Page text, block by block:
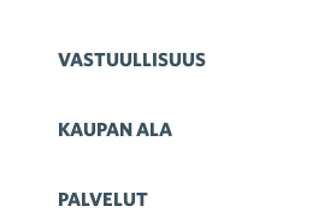
VASTUULLISUUS
KAUPAN ALA
PALVELUT